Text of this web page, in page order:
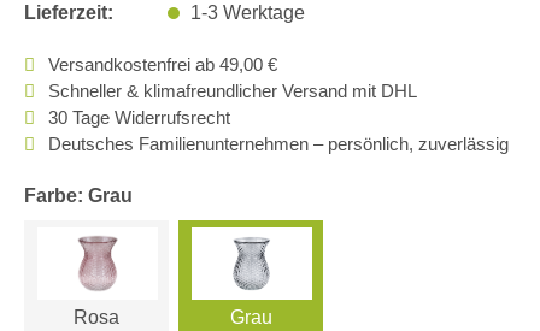
Lieferzeit:
1-3 Werktage
Versandkostenfrei ab 49,00 €
Schneller & klimafreundlicher Versand mit DHL
30 Tage Widerrufsrecht
Deutsches Familienunternehmen – persönlich, zuverlässig
Farbe: Grau
Rosa Grau